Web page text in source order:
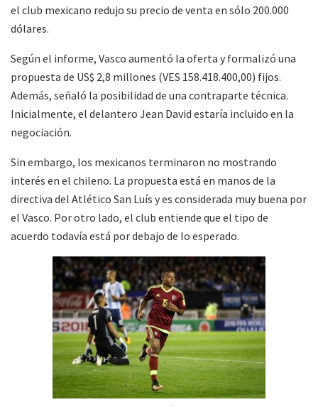
el club mexicano redujo su precio de venta en sólo 200.000
dólares.
Según el informe, Vasco aumentó la oferta y formalizó una
propuesta de US$ 2,8 millones (VES 158.418.400,00) fijos.
Además, señaló la posibilidad de una contraparte técnica.
Inicialmente, el delantero Jean David estaría incluido en la
negociación.
Sin embargo, los mexicanos terminaron no mostrando
interés en el chileno. La propuesta está en manos de la
directiva del Atlético San Luís y es considerada muy buena por
el Vasco. Por otro lado, el club entiende que el tipo de
acuerdo todavía está por debajo de lo esperado.